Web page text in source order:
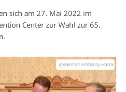
sich am 27. Mai 2022 im
Center zur Wahl zur 65.